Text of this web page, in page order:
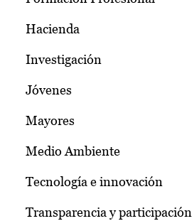
Hacienda
Investigación
Jóvenes
Mayores
Medio Ambiente
Tecnología e innovación
Transparencia y participación